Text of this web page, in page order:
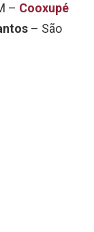
– Cooxupé
– São